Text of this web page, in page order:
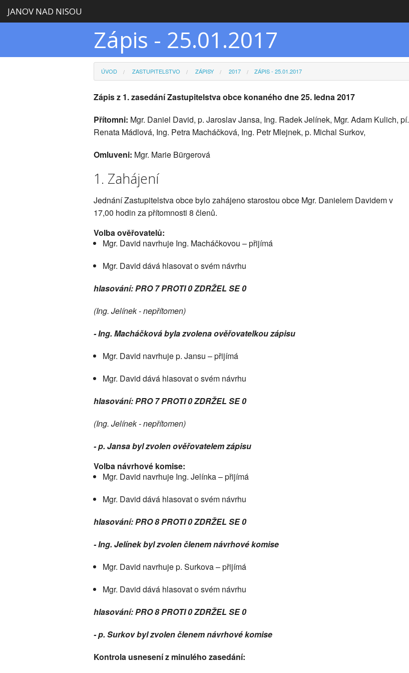
JANOV NAD NISOU
Zápis - 25.01.2017
ÚVOD ZASTUPITELSTVO ZÁPISY 2017 ZÁPIS - 25.01.2017
Zápis z 1. zasedání Zastupitelstva obce konaného dne 25. ledna 2017
Přítomni: Mgr. Daniel David, p. Jaroslav Jansa, Ing. Radek Jelínek, Mgr. Adam Kulich, pí.
Renata Mádlová, Ing. Petra Macháčková, Ing. Petr Mlejnek, p. Michal Surkov,
Omluveni: Mgr. Marie Bürgerová
1. Zahájení
Jednání Zastupitelstva obce bylo zahájeno starostou obce Mgr. Danielem Davidem v
17,00 hodin za přítomnosti 8 členů.
Volba ověřovatelů:
Mgr. David navrhuje Ing. Macháčkovou – přijímá
Mgr. David dává hlasovat o svém návrhu
hlasování: PRO 7 PROTI 0 ZDRŽEL SE 0
(Ing. Jelínek - nepřítomen)
- Ing. Macháčková byla zvolena ověřovatelkou zápisu
Mgr. David navrhuje p. Jansu – přijímá
Mgr. David dává hlasovat o svém návrhu
hlasování: PRO 7 PROTI 0 ZDRŽEL SE 0
(Ing. Jelínek - nepřítomen)
- p. Jansa byl zvolen ověřovatelem zápisu
Volba návrhové komise:
Mgr. David navrhuje Ing. Jelínka – přijímá
Mgr. David dává hlasovat o svém návrhu
hlasování: PRO 8 PROTI 0 ZDRŽEL SE 0
- Ing. Jelínek byl zvolen členem návrhové komise
Mgr. David navrhuje p. Surkova – přijímá
Mgr. David dává hlasovat o svém návrhu
hlasování: PRO 8 PROTI 0 ZDRŽEL SE 0
- p. Surkov byl zvolen členem návrhové komise
Kontrola usnesení z minulého zasedání: